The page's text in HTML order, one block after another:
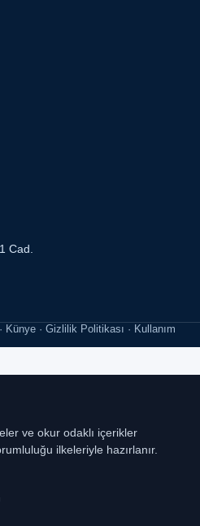
Cad.
· Gizlilik Politikası · Kullanım
ve okur odaklı içerikler
ilkeleriyle hazırlanır.